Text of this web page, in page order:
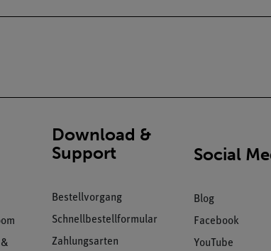
Download &
Support
Bestellvorgang
Schnellbestellformular
Zahlungsarten
Social
Blog
Facebook
YouTube